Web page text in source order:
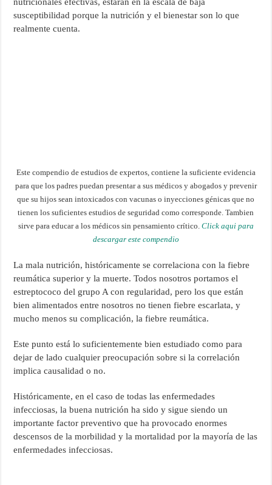
susceptibilidad porque la nutrición y el bienestar son lo que
realmente cuenta.
Este compendio de estudios de expertos, contiene la suficiente evidencia
para que los padres puedan presentar a sus médicos y abogados y prevenir
que su hijos sean intoxicados con vacunas o inyecciones génicas que no
tienen los suficientes estudios de seguridad como corresponde. Tambien
sirve para educar a los médicos sin pensamiento crítico. Click aqui para
descargar este compendio
La mala nutrición, históricamente se correlaciona con la fiebre
reumática superior y la muerte. Todos nosotros portamos el
estreptococo del grupo A con regularidad, pero los que están
bien alimentados entre nosotros no tienen fiebre escarlata, y
mucho menos su complicación, la fiebre reumática.
Este punto está lo suficientemente bien estudiado como para
dejar de lado cualquier preocupación sobre si la correlación
implica causalidad o no.
Históricamente, en el caso de todas las enfermedades
infecciosas, la buena nutrición ha sido y sigue siendo un
importante factor preventivo que ha provocado enormes
descensos de la morbilidad y la mortalidad por la mayoría de las
enfermedades infecciosas.